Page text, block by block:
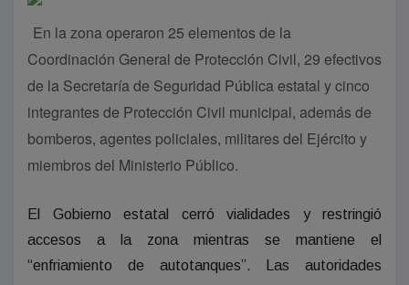
En la zona operaron 25 elementos de la
Coordinación General de Protección Civil, 29 efectivos
de la Secretaría de Seguridad Pública estatal y cinco
integrantes de Protección Civil municipal, además de
bomberos, agentes policiales, militares del Ejército y
miembros del Ministerio Público.
El Gobierno estatal cerró vialidades y restringió
accesos a la zona mientras se mantiene el
“enfriamiento de autotanques”. Las autoridades